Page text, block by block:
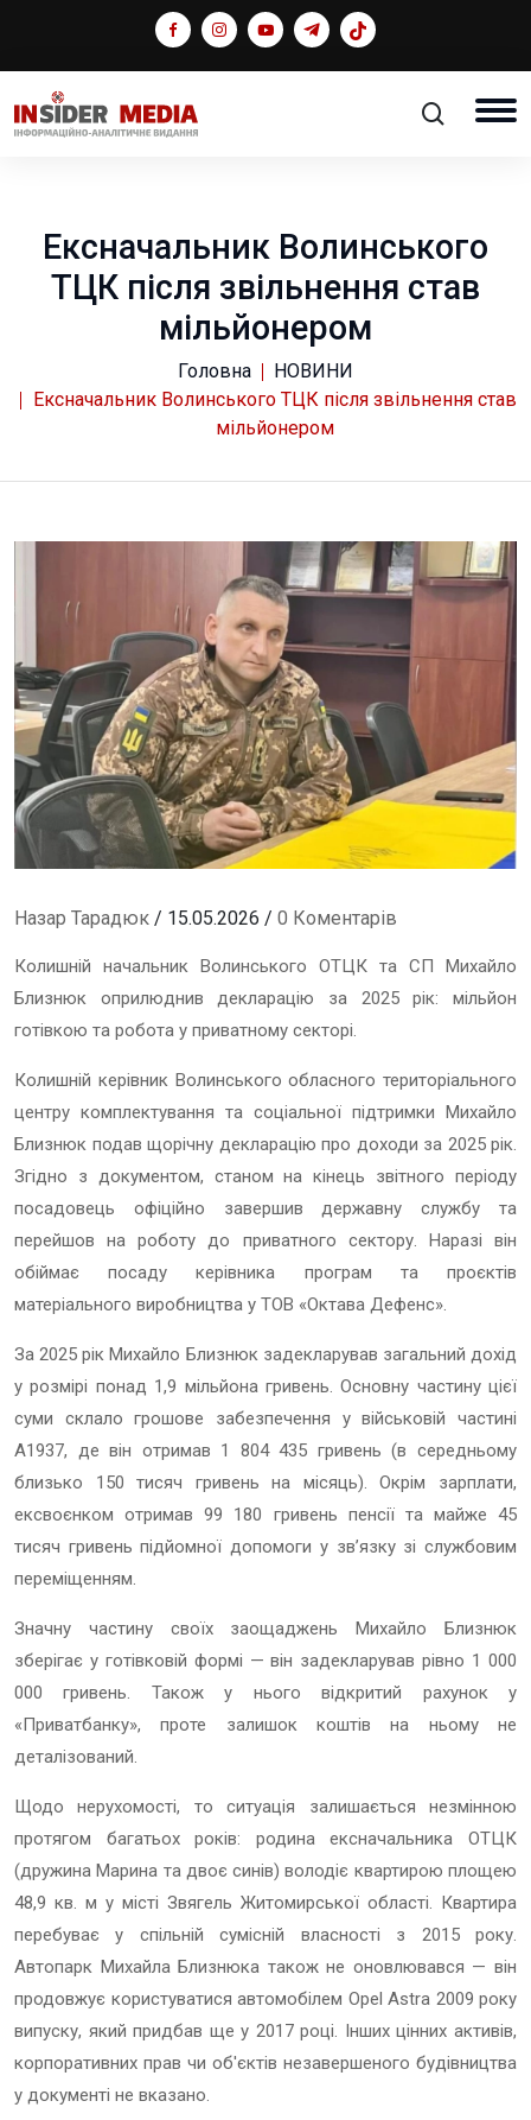
Ексначальник Волинського
ТЦК після звільнення став
мільйонером
Головна
НОВИНИ
Ексначальник Волинського ТЦК після звільнення став
мільйонером
Назар Тарадюк / 15.05.2026 / 0 Коментарів
Колишній начальник Волинського ОТЦК та СП Михайло
Близнюк оприлюднив декларацію за 2025 рік: мільйон
готівкою та робота у приватному секторі.
Колишній керівник Волинського обласного територіального
центру комплектування та соціальної підтримки Михайло
Близнюк подав щорічну декларацію про доходи за 2025 рік.
Згідно з документом, станом на кінець звітного періоду
посадовець офіційно завершив державну службу та
перейшов на роботу до приватного сектору. Наразі він
обіймає посаду керівника програм та проєктів
матеріального виробництва у ТОВ «Октава Дефенс».
За 2025 рік Михайло Близнюк задекларував загальний дохід
у розмірі понад 1,9 мільйона гривень. Основну частину цієї
суми склало грошове забезпечення у військовій частині
А1937, де він отримав 1 804 435 гривень (в середньому
близько 150 тисяч гривень на місяць). Окрім зарплати,
ексвоєнком отримав 99 180 гривень пенсії та майже 45
тисяч гривень підйомної допомоги у зв’язку зі службовим
переміщенням.
Значну частину своїх заощаджень Михайло Близнюк
зберігає у готівковій формі — він задекларував рівно 1 000
000 гривень. Також у нього відкритий рахунок у
«Приватбанку», проте залишок коштів на ньому не
деталізований.
Щодо нерухомості, то ситуація залишається незмінною
протягом багатьох років: родина ексначальника ОТЦК
(дружина Марина та двоє синів) володіє квартирою площею
48,9 кв. м у місті Звягель Житомирської області. Квартира
перебуває у спільній сумісній власності з 2015 року.
Автопарк Михайла Близнюка також не оновлювався — він
продовжує користуватися автомобілем Opel Astra 2009 року
випуску, який придбав ще у 2017 році. Інших цінних активів,
корпоративних прав чи об'єктів незавершеного будівництва
у документі не вказано.